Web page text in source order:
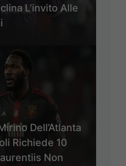
L’invito Alle
Dell’Atlanta
Richiede 10
Non